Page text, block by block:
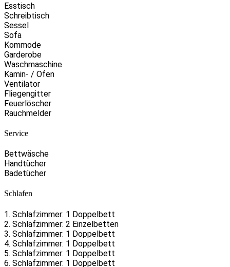
Esstisch
Schreibtisch
Sessel
Sofa
Kommode
Garderobe
Waschmaschine
Kamin- / Ofen
Ventilator
Fliegengitter
Feuerlöscher
Rauchmelder
Service
Bettwäsche
Handtücher
Badetücher
Schlafen
1. Schlafzimmer: 1 Doppelbett
2. Schlafzimmer: 2 Einzelbetten
3. Schlafzimmer: 1 Doppelbett
4. Schlafzimmer: 1 Doppelbett
5. Schlafzimmer: 1 Doppelbett
6. Schlafzimmer: 1 Doppelbett